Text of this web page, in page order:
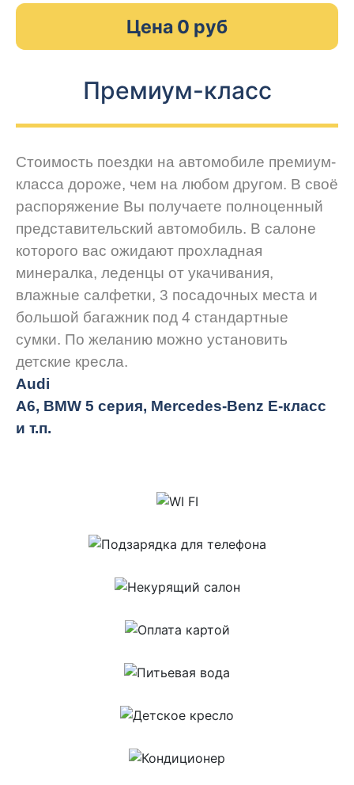
Цена 0 руб
Премиум-класс
Стоимость поездки на автомобиле премиум-
класса дороже, чем на любом другом. В своё
распоряжение Вы получаете полноценный
представительский автомобиль. В салоне
которого вас ожидают прохладная
минералка, леденцы от укачивания,
влажные салфетки, 3 посадочных места и
большой багажник под 4 стандартные
сумки. По желанию можно установить
детские кресла.
Audi
A6, BMW 5 серия, Mercedes-Benz E-класс
и т.п.